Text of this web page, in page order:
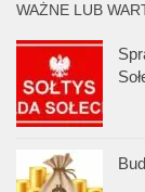
WAŻNE LUB